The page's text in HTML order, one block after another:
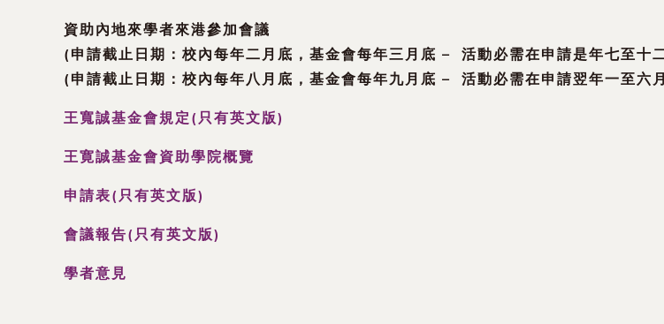
（內
區）
資助內地來學者來港參加會議
(申請截止日期：校內每年二月底，基金會每年三月底 – 活動必需在申請是年七至十
(申請截止日期：校內每年八月底，基金會每年九月底 – 活動必需在申請翌年一至六
王寬誠基金會規定(只有英文版)
王寛誠基金會資助學院概覽
申請表(只有英文版)
會議報告(只有英文版)
學者意見